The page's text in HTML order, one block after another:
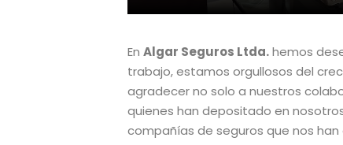
En Algar Seguros Ltda.hemos
trabajo, estamos orgullosos del
agradecer no solo a nuestros
quienes han depositado en
compañías de seguros que nos